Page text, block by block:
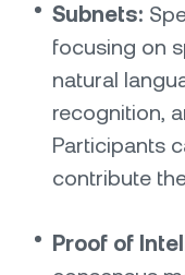
Subnets:
focusing on
natural
recognition,
Participants
contribute
Proof of